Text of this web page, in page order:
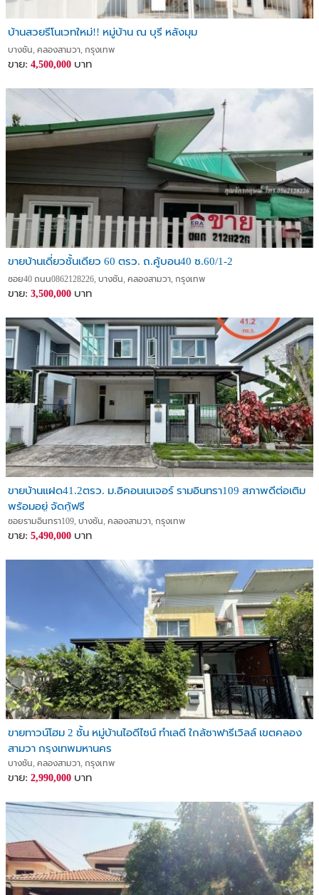
บ้านสวยรีโนเวทใหม่!! หมู่บ้าน ณ บุรี หลังมุม
บางชัน, คลองสามวา, กรุงเทพ
ขาย: 4,500,000 บาท
ขายบ้านเดี่ยวชั้นเดียว 60 ตรว. ถ.คู้บอน40 ซ.60/1-2
ซอย40 ถนน0862128226, บางชัน, คลองสามวา, กรุงเทพ
ขาย: 3,500,000 บาท
ขายบ้านแฝด41.2ตรว. ม.อิคอนเนเจอร์ รามอินทรา109 สภาพดีต่อเติม
พร้อมอยู่ จัดกู้ฟรี
ซอยรามอินทรา109, บางชัน, คลองสามวา, กรุงเทพ
ขาย: 5,490,000 บาท
ขายทาวน์โฮม 2 ชั้น หมู่บ้านไอดีไซน์ ทำเลดี ใกล้ซาฟารีเวิลล์ เขตคลอง
สามวา กรุงเทพมหานคร
บางชัน, คลองสามวา, กรุงเทพ
ขาย: 2,990,000 บาท